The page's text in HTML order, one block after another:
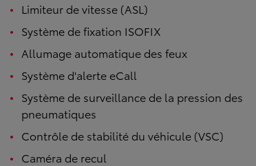
Limiteur de vitesse (ASL)
Système de fixation ISOFIX
Allumage automatique des feux
Système d'alerte eCall
Système de surveillance de la pression des
pneumatiques
Contrôle de stabilité du véhicule (VSC)
Caméra de recul